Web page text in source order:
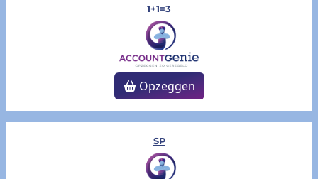
1+1=3
Opzeggen
SP